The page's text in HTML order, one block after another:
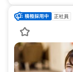
正社員